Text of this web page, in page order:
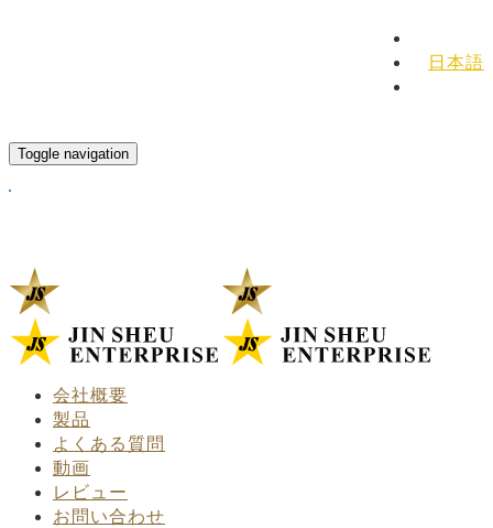
日本語
Toggle navigation
会社概要
製品
よくある質問
動画
レビュー
お問い合わせ